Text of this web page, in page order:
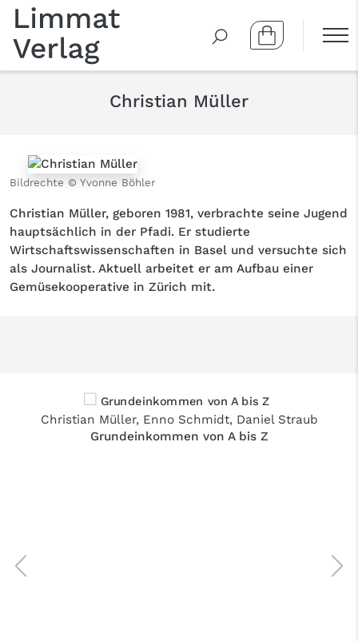
Christian Müller
Bildrechte © Yvonne Böhler
Christian Müller, geboren 1981, verbrachte seine Jugend
hauptsächlich in der Pfadi. Er studierte
Wirtschaftswissenschaften in Basel und versuchte sich
als Journalist. Aktuell arbeitet er am Aufbau einer
Gemüsekooperative in Zürich mit.
Christian Müller, Enno Schmidt, Daniel Straub
Grundeinkommen von A bis Z